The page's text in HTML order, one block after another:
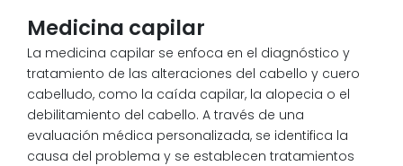
Medicina capilar
La medicina capilar se enfoca en el diagnóstico y
tratamiento de las alteraciones del cabello y cuero
cabelludo, como la caída capilar, la alopecia o el
debilitamiento del cabello. A través de una
evaluación médica personalizada, se identifica la
causa del problema y se establecen tratamientos